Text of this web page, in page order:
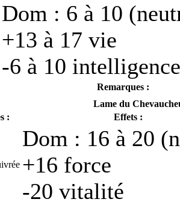
Dom : 6 à 10
+13 à 17 vie
-6 à 10 intelligence
Remarques :
Lame du
:
Effets :
Dom : 16 à 20
+16 force
-20 vitalité